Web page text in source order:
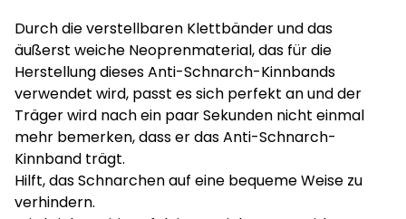
Durch die verstellbaren Klettbänder und das
äußerst weiche Neoprenmaterial, das für die
Herstellung dieses Anti-Schnarch-Kinnbands
verwendet wird, passt es sich perfekt an und der
Träger wird nach ein paar Sekunden nicht einmal
mehr bemerken, dass er das Anti-Schnarch-
Kinnband trägt.
Hilft, das Schnarchen auf eine bequeme Weise zu
verhindern.